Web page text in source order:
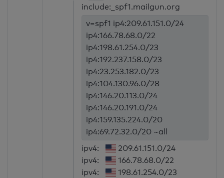
include:_spf1.mailgun.org
v=spf1 ip4:209.61.151.0/24
ip4:166.78.68.0/22
ip4:198.61.254.0/23
ip4:192.237.158.0/23
ip4:23.253.182.0/23
ip4:104.130.96.0/28
ip4:146.20.113.0/24
ip4:146.20.191.0/24
ip4:159.135.224.0/20
ip4:69.72.32.0/20 ~all
ipv4:
209.61.151.0/24
ipv4:
166.78.68.0/22
ipv4:
198.61.254.0/23